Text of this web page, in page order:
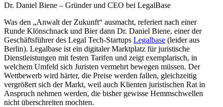
Dr. Daniel Biene – Gründer und CEO bei LegalBase
Was den „Anwalt der Zukunft“ ausmacht, referiert nach einer
Runde Klönschnack und Bier dann Dr. Daniel Biene, einer der
Geschäftsführer des Legal Tech-Startups Legalbase (leider aus
Berlin). Legalbase ist ein digitaler Marktplatz für juristische
Dienstleistungen mit festen Tarifen und zeigt exemplarisch, in
welchem Umfeld sich Juristen vermehrt bewegen müssen. Der
Wettbewerb wird härter, die Preise werden fallen, gleichzeitig
vergrößert sich der Markt, weil auch Klienten juristischen Rat in
Anspruch nehmen werden, die bisher gewisse Hemmschwellen
nicht überschreiten mochten.